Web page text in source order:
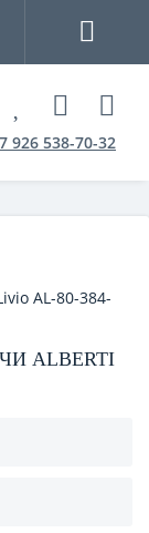
926 538-70-32
ALBERTI